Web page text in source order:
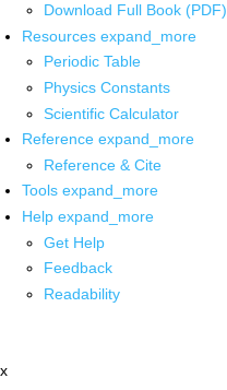
Download Full Book (PDF)
Resources expand_more
Periodic Table
Physics Constants
Scientific Calculator
Reference expand_more
Reference & Cite
Tools expand_more
Help expand_more
Get Help
Feedback
Readability
x